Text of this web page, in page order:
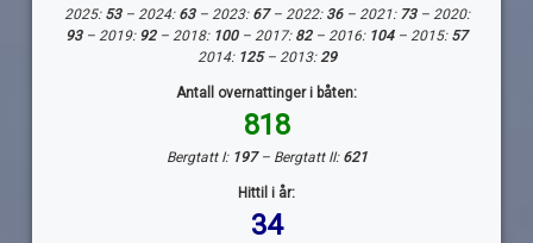
2025: 53– 2024:63– 2023: 67– 2022: 36– 2021: 73– 2020:
93– 2019: 92– 2018: 100 – 2017: 82– 2016: 104– 2015: 57
2014: 125– 2013: 29
Antall overnattinger i båten:
818
Bergtatt I: 197– Bergtatt II: 621
Hittil i år:
34